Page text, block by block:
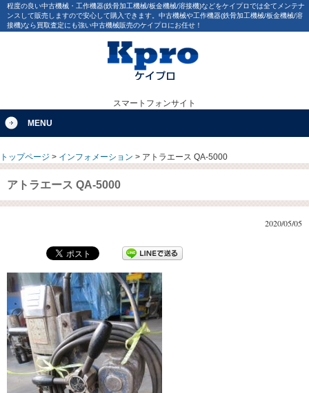
程度の良い中古機械・工作機器(鉄骨加工機械/板金機械/溶接機)などをケイプロでは全てメンテナ
ンスして販売しますので安心して購入できます。中古機械や工作機器(鉄骨加工機械/板金機械/溶
接機)なら買取査定にも強い中古機械販売のケイプロにお任せ！
スマートフォンサイト
MENU
トップページ > インフォメーション > アトラエース QA-5000
アトラエース QA-5000
2020/05/05